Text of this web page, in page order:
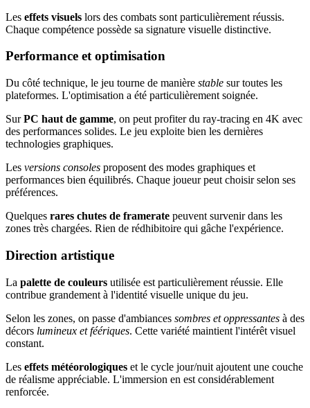
Les effets visuels lors des combats sont particulièrement réussis.
Chaque compétence possède sa signature visuelle distinctive.
Performance et optimisation
Du côté technique, le jeu tourne de manière stable sur toutes les
plateformes. L'optimisation a été particulièrement soignée.
SurPC haut de gamme, on peut profiter du ray-tracing en 4K avec
des performances solides. Le jeu exploite bien les dernières
technologies graphiques.
Les versions consoles proposent des modes graphiques et
performances bien équilibrés. Chaque joueur peut choisir selon ses
préférences.
Quelques rares chutes de framerate peuvent survenir dans les
zones très chargées. Rien de rédhibitoire qui gâche l'expérience.
Direction artistique
La palette de couleurs utilisée est particulièrement réussie. Elle
contribue grandement à l'identité visuelle unique du jeu.
Selon les zones, on passe d'ambiances sombres et oppressantes à des
décors lumineux et féériques. Cette variété maintient l'intérêt visuel
constant.
Les effets météorologiques et le cycle jour/nuit ajoutent une couche
de réalisme appréciable. L'immersion en est considérablement
renforcée.